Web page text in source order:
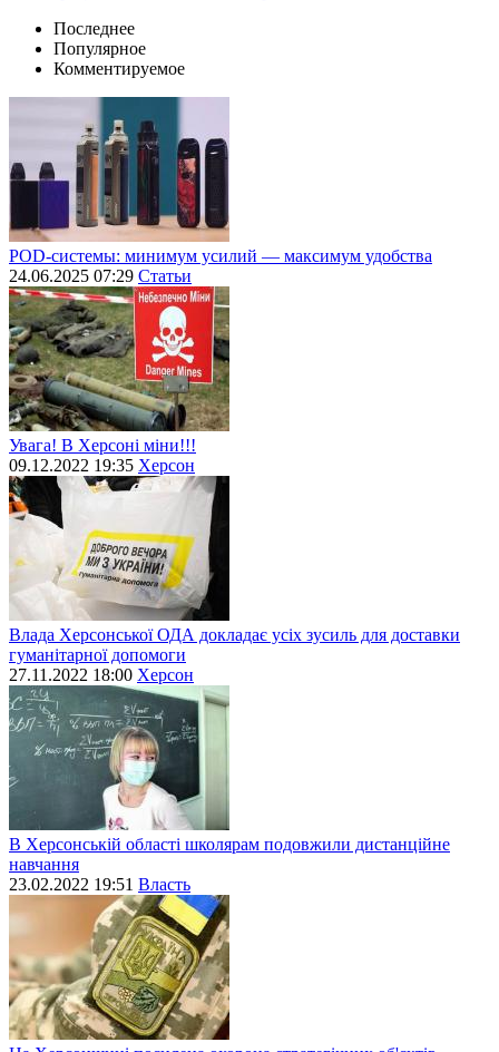
Последнее
Популярное
Комментируемое
POD-системы: минимум усилий — максимум удобства
24.06.2025 07:29 Статьи
Увага! В Херсоні міни!!!
09.12.2022 19:35 Херсон
Влада Херсонської ОДА докладає усіх зусиль для доставки
гуманітарної допомоги
27.11.2022 18:00 Херсон
В Херсонській області школярам подовжили дистанційне
навчання
23.02.2022 19:51 Власть